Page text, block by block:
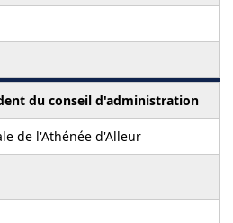
du conseil d'administration
de l'Athénée d'Alleur